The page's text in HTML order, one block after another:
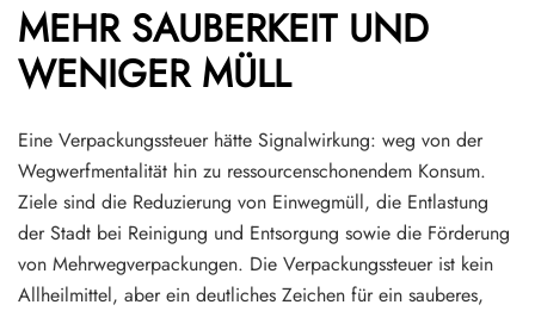
MEHR SAUBERKEIT UND
WENIGER MÜLL
Eine Verpackungssteuer hätte Signalwirkung: weg von der
Wegwerfmentalität hin zu ressourcenschonendem Konsum.
Ziele sind die Reduzierung von Einwegmüll, die Entlastung
der Stadt bei Reinigung und Entsorgung sowie die Förderung
von Mehrwegverpackungen. Die Verpackungssteuer ist kein
Allheilmittel, aber ein deutliches Zeichen für ein sauberes,